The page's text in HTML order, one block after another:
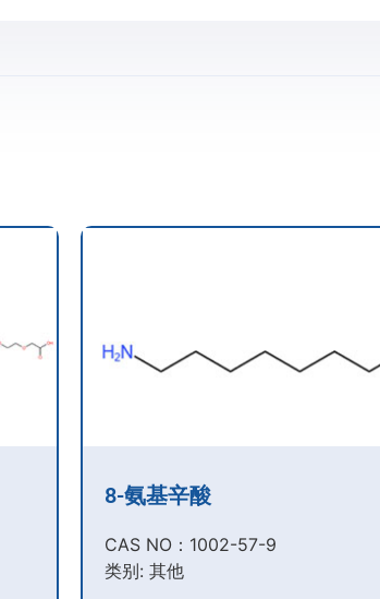
8-氨基辛酸
CAS NO：1002-57-9​
类别: 其他